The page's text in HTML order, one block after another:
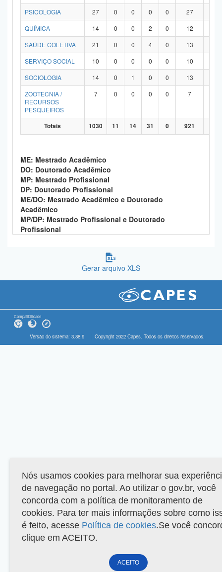
PSICOLOGIA 27 0 0 0 0 27
QUÍMICA
14 0 0 2 0 12
SAÚDE COLETIVA
21 0 0 4 0 13
SERVIÇO SOCIAL
10 0 0 0 0 10
SOCIOLOGIA
14 0 1 0 0 13
ZOOTECNIA /
RECURSOS
PESQUEIROS
7 0 0 0 0 7
Totais 1030 11 14 31 0 921
ME: Mestrado Acadêmico
DO: Doutorado Acadêmico
MP: Mestrado Profissional
DP: Doutorado Profissional
ME/DO: Mestrado Acadêmico e Doutorado
Acadêmico
MP/DP: Mestrado Profissional e Doutorado
Profissional
Gerar arquivo XLS
Compatibilidade
Versão do sistema: 3.88.9 Copyright 2022 Capes. Todos os direitos reservados.
Nós usamos cookies para melhorar sua
de navegação no portal. Ao utilizar o gov.br, você
concorda com a política de monitoramento de
cookies. Para ter mais informações sobre como
é feito, acesse Política de cookies.Se você
clique em ACEITO.
ACEITO